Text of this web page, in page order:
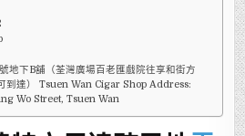
地下B舖（荃灣廣場百老匯戲院往享和街方
到達） Tsuen Wan Cigar Shop Address:
Wo Street, Tsuen Wan